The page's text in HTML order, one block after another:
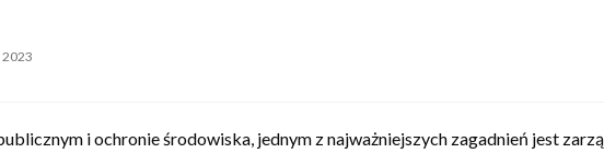
i ochronie środowiska, jednym z najważniejszych zagadnień jest